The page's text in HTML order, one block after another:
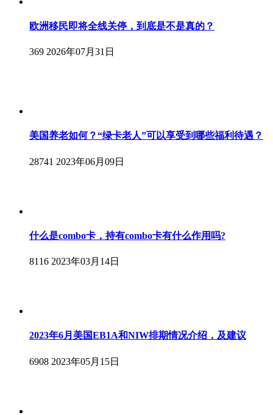
欧洲移民即将全线关停，到底是不是真的？
369 2026年07月31日
美国养老如何？“绿卡老人”可以享受到哪些福利待遇？
28741 2023年06月09日
什么是combo卡，持有combo卡有什么作用吗?
8116 2023年03月14日
2023年6月美国EB1A和NIW排期情况介绍，及建议
6908 2023年05月15日